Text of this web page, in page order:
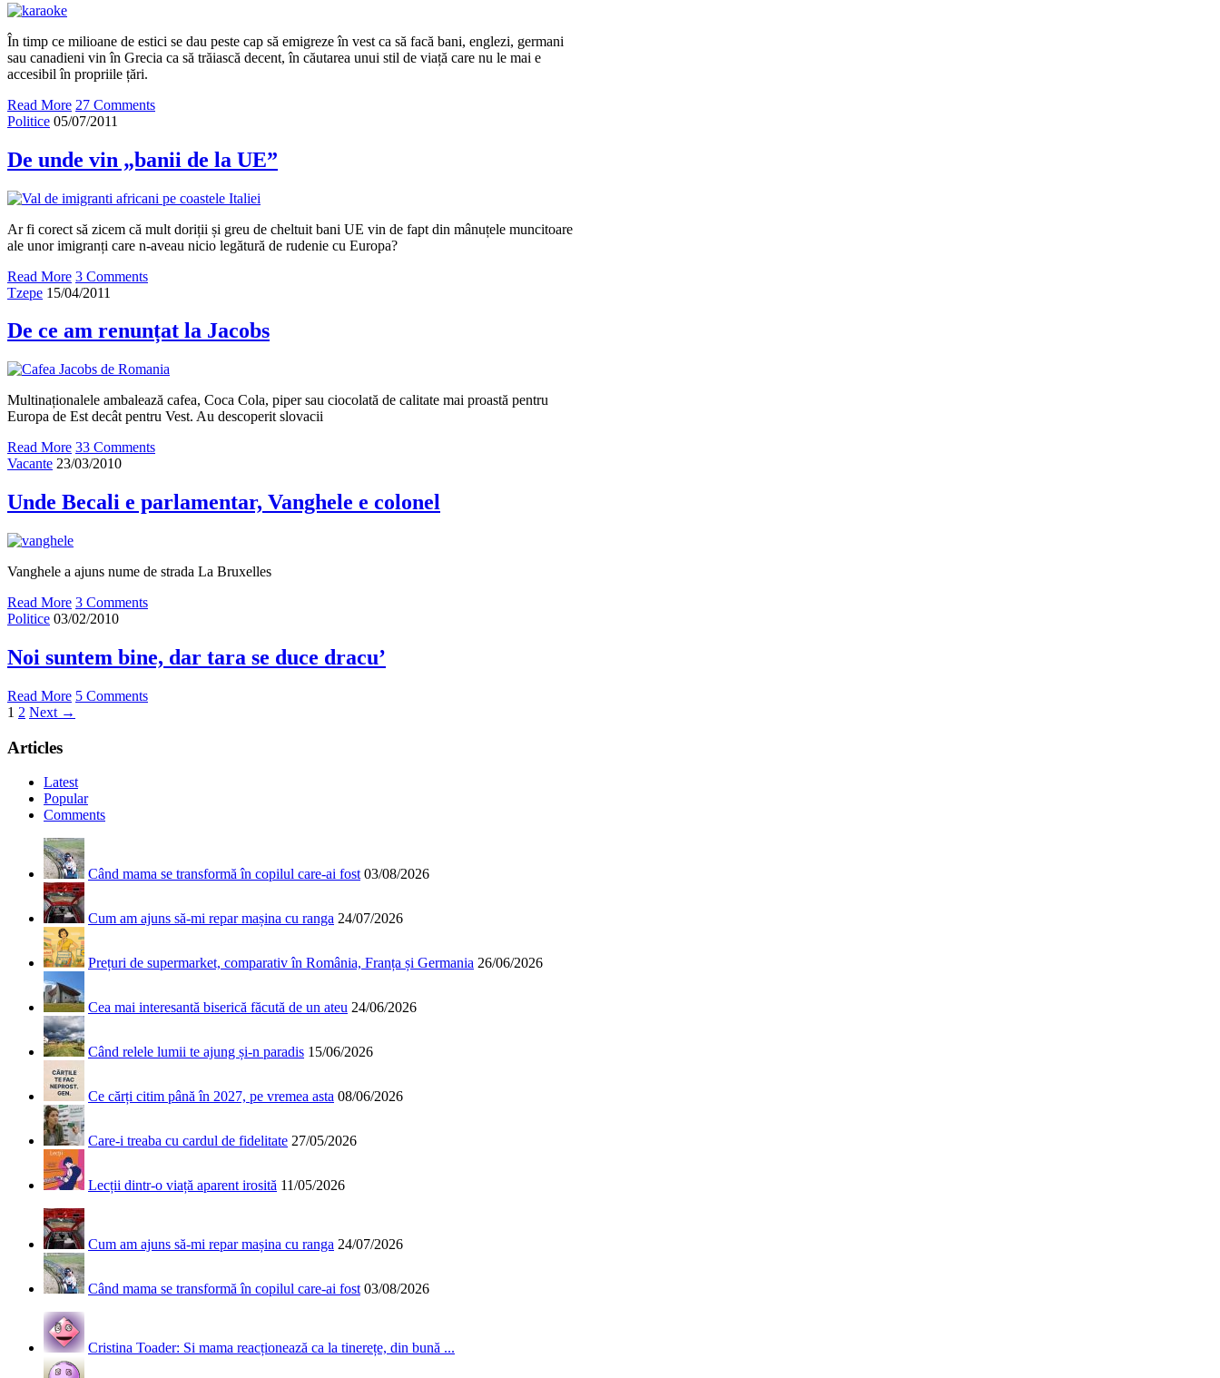
În timp ce milioane de estici se dau peste cap să emigreze în vest ca să facă bani, englezi, germani
sau canadieni vin în Grecia ca să trăiască decent, în căutarea unui stil de viață care nu le mai e
accesibil în propriile țări.
Read More 27 Comments
Politice 05/07/2011
De unde vin „banii de la UE”
Ar fi corect să zicem că mult doriții și greu de cheltuit bani UE vin de fapt din mânuțele muncitoare
ale unor imigranți care n-aveau nicio legătură de rudenie cu Europa?
Read More 3 Comments
Tzepe 15/04/2011
De ce am renunțat la Jacobs
Multinaționalele ambalează cafea, Coca Cola, piper sau ciocolată de calitate mai proastă pentru
Europa de Est decât pentru Vest. Au descoperit slovacii
Read More 33 Comments
Vacante 23/03/2010
Unde Becali e parlamentar, Vanghele e colonel
Vanghele a ajuns nume de strada La Bruxelles
Read More 3 Comments
Politice 03/02/2010
Noi suntem bine, dar tara se duce dracu’
Read More 5 Comments
1 2 Next →
Articles
Latest
Popular
Comments
Când mama se transformă în copilul care-ai fost 03/08/2026
Cum am ajuns să-mi repar mașina cu ranga 24/07/2026
Prețuri de supermarket, comparativ în România, Franța și Germania 26/06/2026
Cea mai interesantă biserică făcută de un ateu 24/06/2026
Când relele lumii te ajung și-n paradis 15/06/2026
Ce cărți citim până în 2027, pe vremea asta 08/06/2026
Care-i treaba cu cardul de fidelitate 27/05/2026
Lecții dintr-o viață aparent irosită 11/05/2026
Cum am ajuns să-mi repar mașina cu ranga 24/07/2026
Când mama se transformă în copilul care-ai fost 03/08/2026
Cristina Toader: Si mama reacționează ca la tinerețe, din bună ...